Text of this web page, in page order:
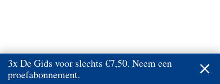
3x De Gids voor slechts €7,50. Neem een
proefabonnement.